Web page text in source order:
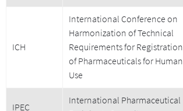
ICH
International Conference on
Harmonization of Technical
Requirements for Registration
of Pharmaceuticals for Human
Use
IPEC
International Pharmaceutical